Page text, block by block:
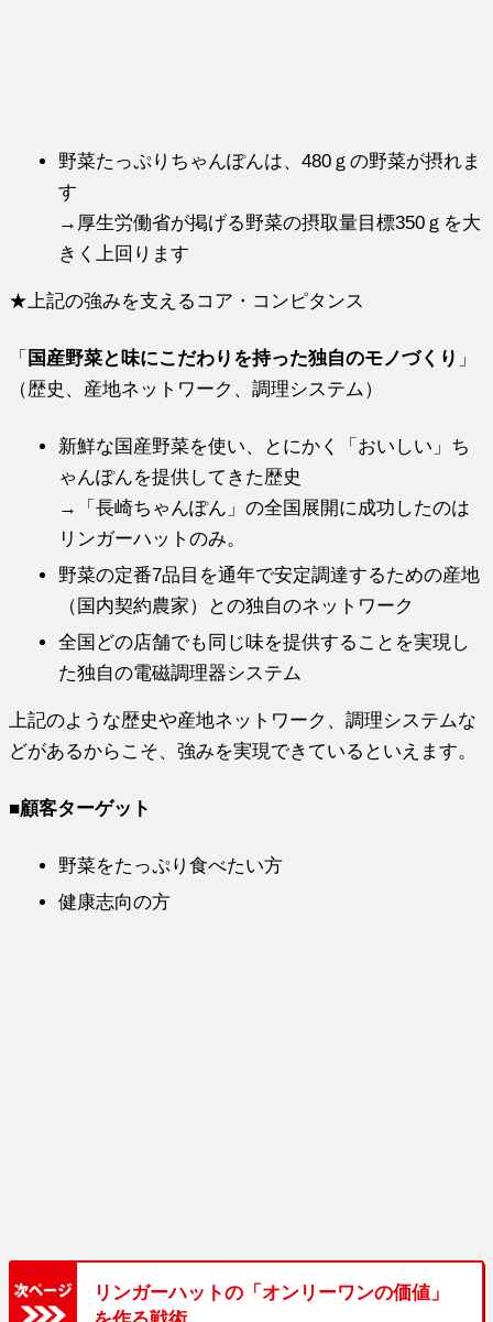
野菜たっぷりちゃんぽんは、480ｇの野菜が摂れま
す
→厚生労働省が掲げる野菜の摂取量目標350ｇを大
きく上回ります
★上記の強みを支えるコア・コンピタンス
「 国産野菜と味にこだわりを持った独自のモノづくり 」
（歴史、産地ネットワーク、調理システム）
新鮮な国産野菜を使い、とにかく「おいしい」ち
ゃんぽんを提供してきた歴史
→「長崎ちゃんぽん」の全国展開に成功したのは
リンガーハットのみ。
野菜の定番7品目を通年で安定調達するための産地
（国内契約農家）との独自のネットワーク
全国どの店舗でも同じ味を提供することを実現し
た独自の電磁調理器システム
上記のような歴史や産地ネットワーク、調理システムな
どがあるからこそ、強みを実現できているといえます。
■顧客ターゲット
野菜をたっぷり食べたい方
健康志向の方
リンガーハットの「オンリーワンの価値」